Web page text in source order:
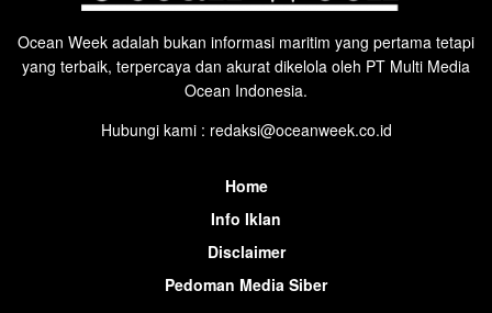
Ocean Week adalah bukan informasi maritim yang pertama tetapi
yang terbaik, terpercaya dan akurat dikelola oleh PT Multi Media
Ocean Indonesia.
Hubungi kami : redaksi@oceanweek.co.id
Home
Info Iklan
Disclaimer
Pedoman Media Siber